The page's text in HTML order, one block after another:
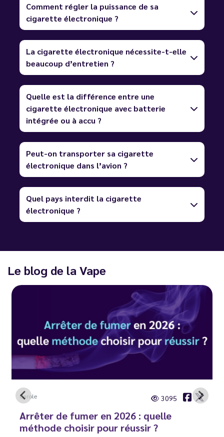
Comment régler la puissance de sa
cigarette électronique ?
La cigarette électronique nécessite-t-elle
beaucoup d’entretien ?
Quelle est la différence entre une
cigarette électronique avec batterie
intégrée ou à accu ?
Peut-on transporter sa cigarette
électronique dans l’avion ?
Quel pays interdit la cigarette
électronique ?
Le blog de la Vape
Carole 3095
Arrêter de fumer en 2026 : quelle
méthode choisir pour réussir ?